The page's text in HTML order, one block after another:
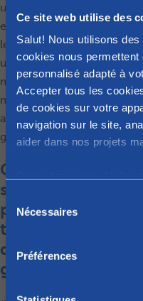
Ce site web utilise des
Salut! Nous utilisons
cookies nous
personnalisé adapté à
Accepter tous les
de cookies sur votre
navigation sur le site,
aider dans nos projets
S
é
l
e
c
t
Nécessaires
Préférences
une précédente infection
et sans même qu’elles ne
le sachent. Cependant,
une bonne hygiène des
mains reste cruciale, de
même qu’un bon régime
alimentaire durant la
grossesse. »
Quels aliments
sont à proscrire
pour éviter la
toxoplasmose
durant la
grossesse ?